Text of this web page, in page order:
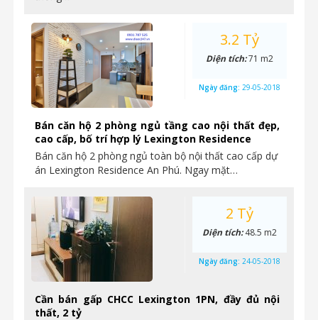
Bán căn hộ 2 phòng ngủ tầng cao nội thất đẹp,
cao cấp, bố trí hợp lý Lexington Residence
Bán căn hộ 2 phòng ngủ toàn bộ nội thất cao cấp dự
án Lexington Residence An Phú. Ngay mặt…
3.2 Tỷ
Diện tích:71 m2
Ngày đăng: 29-05-2018
Cần bán gấp CHCC Lexington 1PN, đầy đủ nội
thất, 2 tỷ
2 Tỷ
Diện tích:48.5 m2
Ngày đăng: 24-05-2018